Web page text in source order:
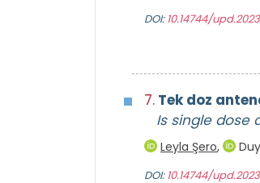
DOI: 10.14744/
7. Tek doz
Is single dose
Leyla Şero,
DOI: 10.14744/